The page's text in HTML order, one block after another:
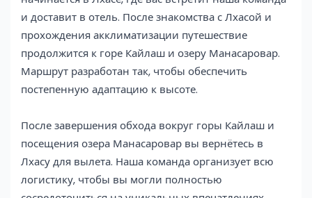
и доставит в отель. После знакомства с Лхасой и
прохождения акклиматизации путешествие
продолжится к горе Кайлаш и озеру Манасаровар.
Маршрут разработан так, чтобы обеспечить
постепенную адаптацию к высоте.
После завершения обхода вокруг горы Кайлаш и
посещения озера Манасаровар вы вернётесь в
Лхасу для вылета. Наша команда организует всю
логистику, чтобы вы могли полностью